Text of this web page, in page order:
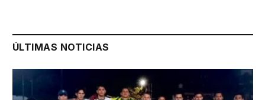
ÚLTIMAS NOTICIAS